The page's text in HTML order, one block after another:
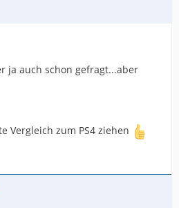
ja auch schon gefragt...aber
Vergleich zum PS4 ziehen